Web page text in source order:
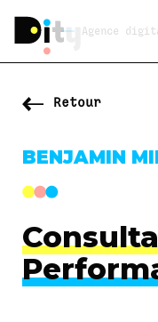
Agence
Retour
BENJAMIN